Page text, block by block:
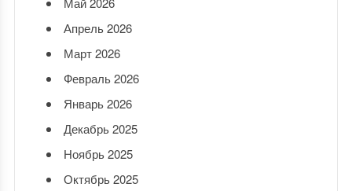
Апрель 2026
Март 2026
Февраль 2026
Январь 2026
Декабрь 2025
Ноябрь 2025
Октябрь 2025